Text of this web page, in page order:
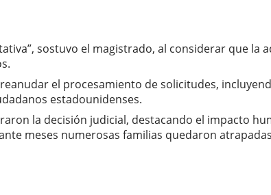
sostuvo el magistrado, al considerar que
el procesamiento de solicitudes,
estadounidenses.
la decisión judicial, destacando el impacto
meses numerosas familias quedaron